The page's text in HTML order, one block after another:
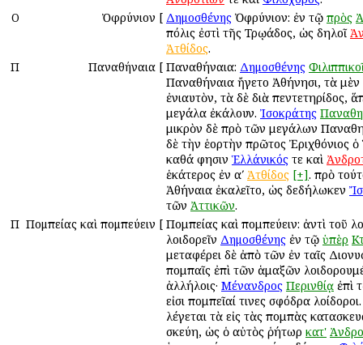
Ο
Ὀφρύνιον [ Δημοσθένης Ὀφρύνιον: ἐν τῷ πρὸς
πόλις ἐστὶ τῆς Τρῳάδος, ὡς δηλοῖ
Ἀτθίδος.
Π
Παναθήναια [ Παναθήναια: Δημοσθένης
Παναθήναια ἤγετο Ἀθήνησι, τὰ
ἐνιαυτὸν, τὰ δὲ διὰ πεντετηρίδος,
μεγάλα ἐκάλουν. Ἰσοκράτης
μικρὸν δὲ πρὸ τῶν μεγάλων
δὲ τὴν ἑορτὴν πρῶτος Ἐριχθόνιος
καθά φησιν Ἑλλάνικός τε καὶ
ἑκάτερος ἐν αʹ Ἀτθίδος [+]. πρὸ
Ἀθήναια ἐκαλεῖτο, ὡς δεδήλωκεν
τῶν Ἀττικῶν.
Π Πομπείας καὶ πομπεύειν [ Πομπείας καὶ πομπεύειν: ἀντὶ τοῦ
λοιδορεῖν Δημοσθένης ἐν τῷ ὑπὲρ
μεταφέρει δὲ ἀπὸ τῶν ἐν ταῖς
πομπαῖς ἐπὶ τῶν ἁμαξῶν
ἀλλήλοις· Μένανδρος Περινθίᾳ ἐπὶ
εἰσι πομπεῖαί τινες σφόδρα
λέγεται τὰ εἰς τὰς πομπὰς
σκεύη, ὡς ὁ αὐτὸς ῥήτωρ κατ'